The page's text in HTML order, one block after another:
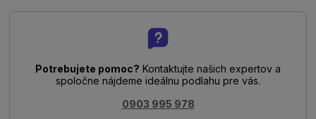
Potrebujete pomoc? Kontaktujte našich expertov a
spoločne nájdeme ideálnu podlahu pre vás.
0903 995 978